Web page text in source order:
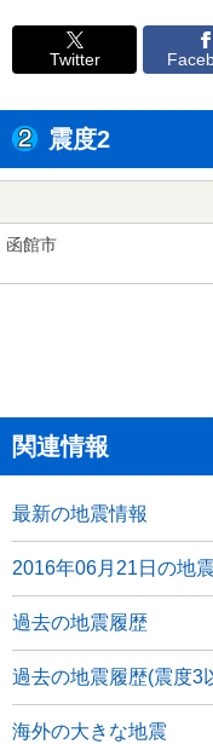
Twitter
震度2
函館市
関連情報
最新の地震情報
2016年06月21日の地
過去の地震履歴
過去の地震履歴(震度3
海外の大きな地震